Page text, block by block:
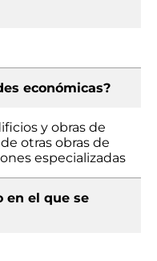
económicas?
y obras de
otras obras de
especializadas
en el que se